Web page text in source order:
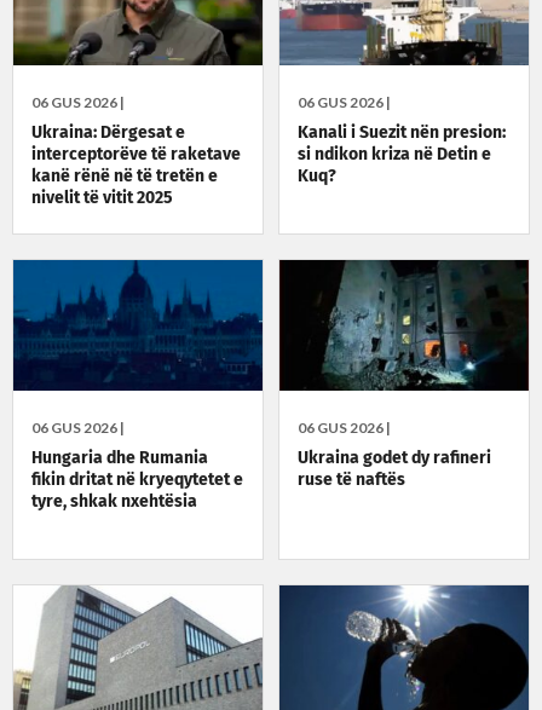
06 GUS 2026 |
Ukraina: Dërgesat e
interceptorëve të raketave
kanë rënë në të tretën e
nivelit të vitit 2025
06 GUS 2026 |
Kanali i Suezit nën presion:
si ndikon kriza në Detin e
Kuq?
06 GUS 2026 |
Hungaria dhe Rumania
fikin dritat në kryeqytetet e
tyre, shkak nxehtësia
06 GUS 2026 |
Ukraina godet dy rafineri
ruse të naftës